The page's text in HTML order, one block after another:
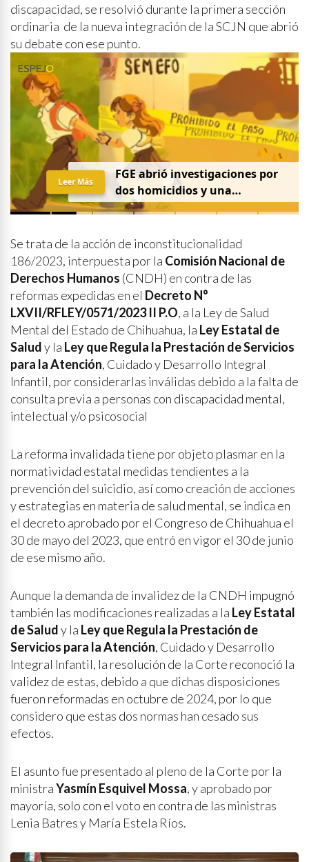
discapacidad, se resolvió durante la primera sección
ordinaria de la nueva integración de la SCJN que abrió
su debate con ese punto.
FGE abrió investigaciones por
dos homicidios y una
desaparición el 7 de agosto
Leer Más
Se trata de la acción de inconstitucionalidad
186/2023, interpuesta por la Comisión Nacional de
Derechos Humanos (CNDH) en contra de las
reformas expedidas en el Decreto N°
LXVII/RFLEY/0571/2023 II P.O, a la Ley de Salud
Mental del Estado de Chihuahua, la Ley Estatal de
Saludy la Ley que Regula la Prestación de Servicios
para la Atención, Cuidado y Desarrollo Integral
Infantil, por considerarlas inválidas debido a la falta de
consulta previa a personas con discapacidad mental,
intelectual y/o psicosocial
La reforma invalidada tiene por objeto plasmar en la
normatividad estatal medidas tendientes a la
prevención del suicidio, así como creación de acciones
y estrategias en materia de salud mental, se indica en
el decreto aprobado por el Congreso de Chihuahua el
30 de mayo del 2023, que entró en vigor el 30 de junio
de ese mismo año.
Aunque la demanda de invalidez de la CNDH impugnó
también las modificaciones realizadas a la Ley Estatal
de Saludy la Ley que Regula la Prestación de
Servicios para la Atención, Cuidado y Desarrollo
Integral Infantil, la resolución de la Corte reconoció la
validez de estas, debido a que dichas disposiciones
fueron reformadas en octubre de 2024, por lo que
considero que estas dos normas han cesado sus
efectos.
El asunto fue presentado al pleno de la Corte por la
ministraYasmín Esquivel Mossa, y aprobado por
mayoría, solo con el voto en contra de las ministras
Lenia Batres y María Estela Ríos.